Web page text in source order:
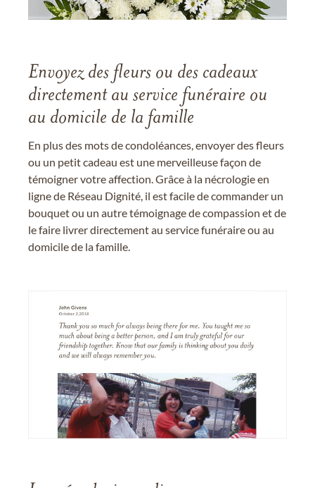
Envoyez des fleurs ou des cadeaux
directement au service funéraire ou
au domicile de la famille
En plus des mots de condoléances, envoyer des fleurs
ou un petit cadeau est une merveilleuse façon de
témoigner votre affection. Grâce à la nécrologie en
ligne de Réseau Dignité, il est facile de commander un
bouquet ou un autre témoignage de compassion et de
le faire livrer directement au service funéraire ou au
domicile de la famille.